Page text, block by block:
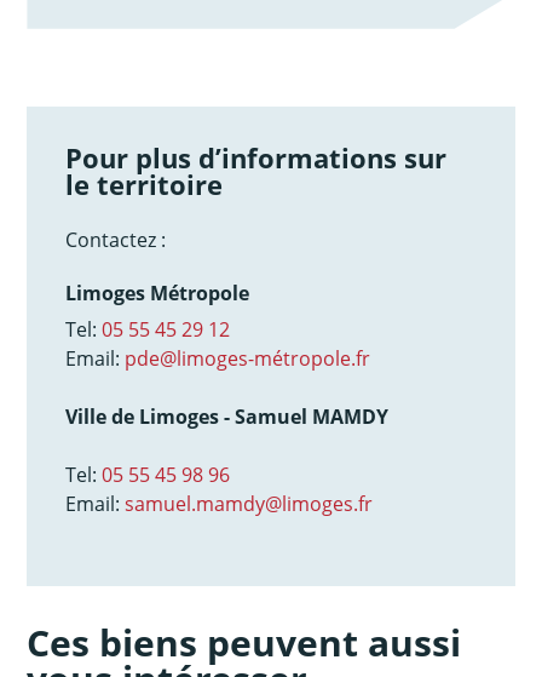
Pour plus d’informations sur
le territoire
Contactez :
Limoges Métropole
Tel:05 55 45 29 12
Email: pde@limoges-métropole.fr
Ville de Limoges - Samuel MAMDY
Tel:05 55 45 98 96
Email:samuel.mamdy@limoges.fr
Ces biens peuvent aussi